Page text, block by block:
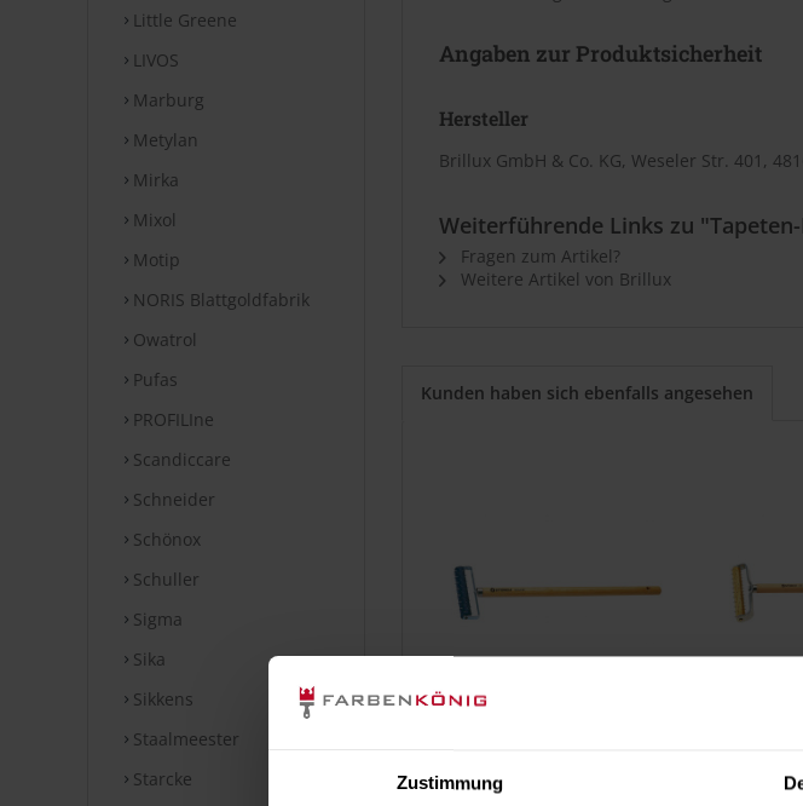
Zustimmung
Little Greene
LIVOS
Marburg
Metylan
Mirka
Mixol
Motip
NORIS Blattgoldfabrik
Owatrol
Pufas
PROFILIne
Scandiccare
Schneider
Schönox
Schuller
Sigma
Sika
Sikkens
Staalmeester
Starcke
Angaben zur Produktsicherheit
Hersteller
Brillux GmbH & Co. KG, Weseler Str. 401,
Weiterführende Links zu
Fragen zum Artikel?
Weitere Artikel von Brillux
Kunden haben sich ebenfalls angesehen
Igelwalze Kunststoff